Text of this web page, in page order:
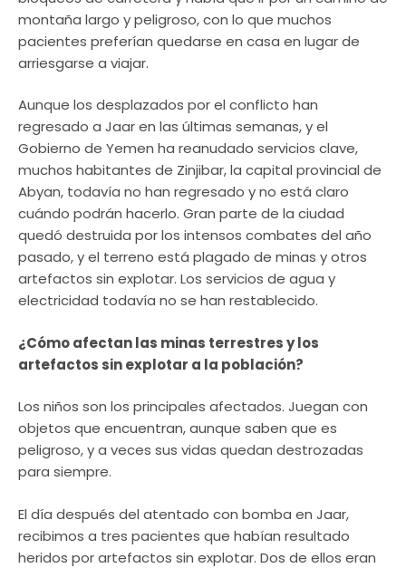
montaña largo y peligroso, con lo que muchos
pacientes preferían quedarse en casa en lugar de
arriesgarse a viajar.
Aunque los desplazados por el conflicto han
regresado a Jaar en las últimas semanas, y el
Gobierno de Yemen ha reanudado servicios clave,
muchos habitantes de Zinjibar, la capital provincial de
Abyan, todavía no han regresado y no está claro
cuándo podrán hacerlo. Gran parte de la ciudad
quedó destruida por los intensos combates del año
pasado, y el terreno está plagado de minas y otros
artefactos sin explotar. Los servicios de agua y
electricidad todavía no se han restablecido.
¿Cómo afectan las minas terrestres y los
artefactos sin explotar a la población?
Los niños son los principales afectados. Juegan con
objetos que encuentran, aunque saben que es
peligroso, y a veces sus vidas quedan destrozadas
para siempre.
El día después del atentado con bomba en Jaar,
recibimos a tres pacientes que habían resultado
heridos por artefactos sin explotar. Dos de ellos eran